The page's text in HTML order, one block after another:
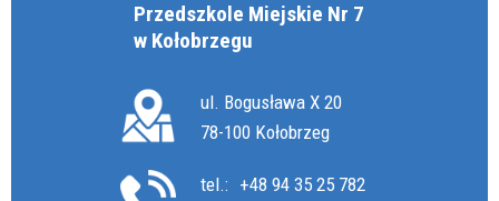
Przedszkole Miejskie Nr 7
w Kołobrzegu
ul. Bogusława X 20
78-100 Kołobrzeg
tel.: +48 94 35 25 782